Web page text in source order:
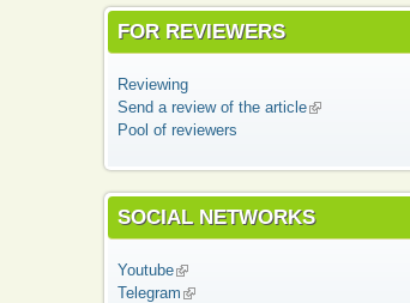
FOR REVIEWERS
Reviewing
Send a review of the article(link is external)
Pool of reviewers
SOCIAL NETWORKS
Youtube(link is external)
Telegram (link is external)